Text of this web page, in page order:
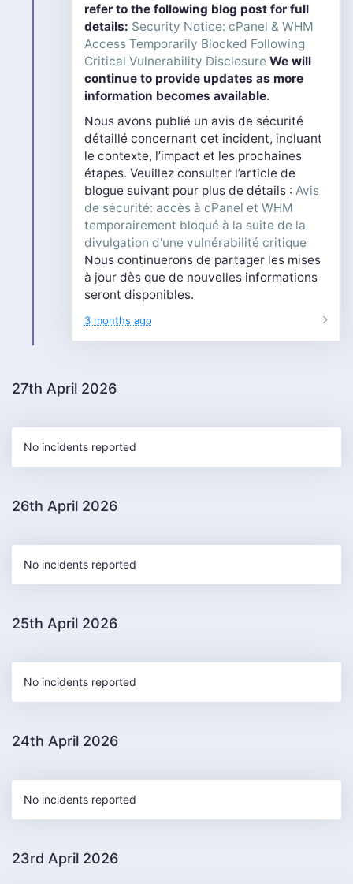
refer to the following blog post for full
details: Security Notice: cPanel & WHM
Access Temporarily Blocked Following
Critical Vulnerability Disclosure We will
continue to provide updates as more
information becomes available.
Nous avons publié un avis de sécurité
détaillé concernant cet incident, incluant
le contexte, l’impact et les prochaines
étapes. Veuillez consulter l’article de
blogue suivant pour plus de détails : Avis
de sécurité: accès à cPanel et WHM
temporairement bloqué à la suite de la
divulgation d'une vulnérabilité critique
Nous continuerons de partager les mises
à jour dès que de nouvelles informations
seront disponibles.
3 months ago
27th April 2026
No incidents reported
26th April 2026
No incidents reported
25th April 2026
No incidents reported
24th April 2026
No incidents reported
23rd April 2026